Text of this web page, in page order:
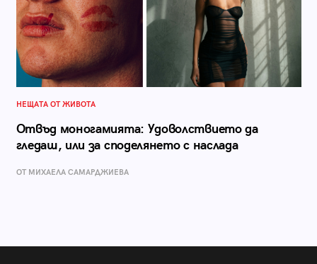
НЕЩАТА ОТ ЖИВОТА
Отвъд моногамията: Удоволствието да
гледаш, или за споделянето с наслада
ОТ МИХАЕЛА САМАРДЖИЕВА